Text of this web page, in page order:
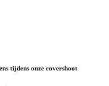
tijdens onze covershoot